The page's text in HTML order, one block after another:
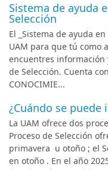
Sistema de ayuda
Selección
El _Sistema de ayuda
UAM para que tú como
encuentres información
de Selección. Cuenta
CONOCIMIE...
¿Cuándo se puede
La UAM ofrece dos
Proceso de Selección
primavera u otoño ; el
en otoño . En el año